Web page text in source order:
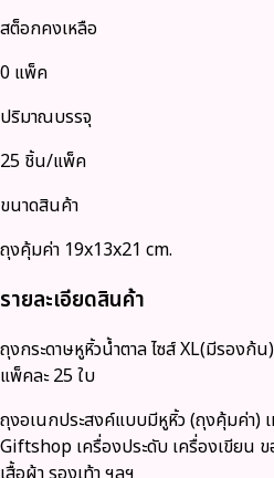
สต็อกคงเหลือ
0 แพ็ค
ปริมาณบรรจุ
25 ชิ้น/แพ็ค
ขนาดสินค้า
ถุงคุ้มค่า 19x13x21 cm.
รายละเอียดสินค้า
ถุงกระดาษหูหิ้วน้ำตาล ไซส์ XL(มีรองก้
แพ็คละ 25 ใบ
ถุงอเนกประสงค์แบบมีหูหิ้ว (ถุงคุ้มค่า) เ
Giftshop เครื่องประดับ เครื่องเขียน